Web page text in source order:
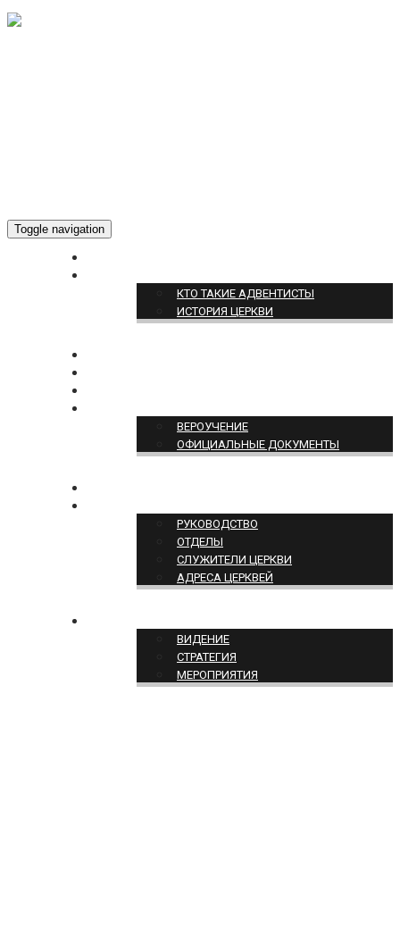
Toggle navigation
КТО ТАКИЕ АДВЕНТИСТЫ
ИСТОРИЯ ЦЕРКВИ
ВЕРОУЧЕНИЕ
ОФИЦИАЛЬНЫЕ ДОКУМЕНТЫ
РУКОВОДСТВО
ОТДЕЛЫ
СЛУЖИТЕЛИ ЦЕРКВИ
АДРЕСА ЦЕРКВЕЙ
ВИДЕНИЕ
СТРАТЕГИЯ
МЕРОПРИЯТИЯ